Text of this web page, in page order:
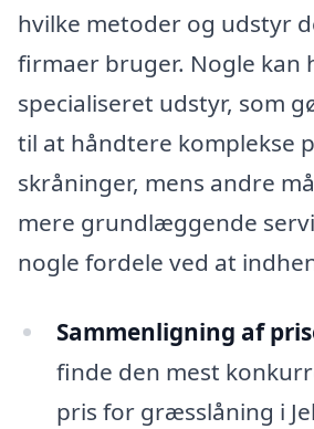
hvilke metoder og udstyr
firmaer bruger. Nogle kan
specialiseret udstyr, som
til at håndtere komplekse
skråninger, mens andre
mere grundlæggende
nogle fordele ved at
Sammenligning af
finde den mest
pris for græsslåning i